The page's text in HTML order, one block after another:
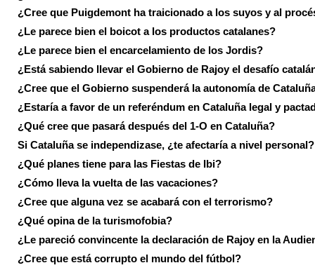
¿Cree que Puigdemont ha traicionado a los suyos y al
¿Le parece bien el boicot a los productos catalanes?
¿Le parece bien el encarcelamiento de los Jordis?
¿Está sabiendo llevar el Gobierno de Rajoy el desafío
¿Cree que el Gobierno suspenderá la autonomía de
¿Estaría a favor de un referéndum en Cataluña legal y
¿Qué cree que pasará después del 1-O en Cataluña?
Si Cataluña se independizase, ¿te afectaría a nivel personal?
¿Qué planes tiene para las Fiestas de Ibi?
¿Cómo lleva la vuelta de las vacaciones?
¿Cree que alguna vez se acabará con el terrorismo?
¿Qué opina de la turismofobia?
¿Le pareció convincente la declaración de Rajoy en la
¿Cree que está corrupto el mundo del fútbol?